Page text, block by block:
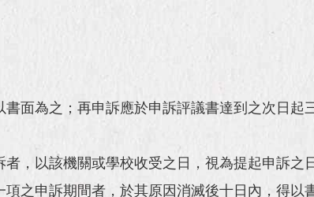
面為之；再申訴應於申訴評議書達到之次日起
，以該機關或學校收受之日，視為提起申訴之日
之申訴期間者，於其原因消滅後十日內，得以